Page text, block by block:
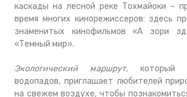
каскады на лесной реке Тохмайоки –
время многих кинорежиссеров: здесь
знаменитых кинофильмов «А зори
«Темный мир».
Экологический маршрут, который
водопадов, приглашает любителей
на свежем воздухе, чтобы